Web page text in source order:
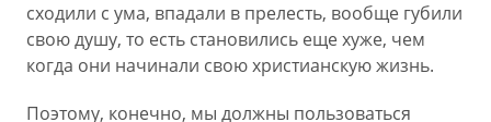
сходили с ума, впадали в прелесть, вообще губили
свою душу, то есть становились еще хуже, чем
когда они начинали свою христианскую жизнь.
Поэтому, конечно, мы должны пользоваться